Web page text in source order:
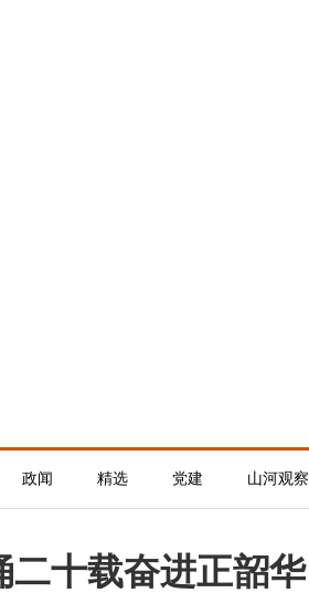
政闻 精选 党建 山河观察
二十载奋进正韶